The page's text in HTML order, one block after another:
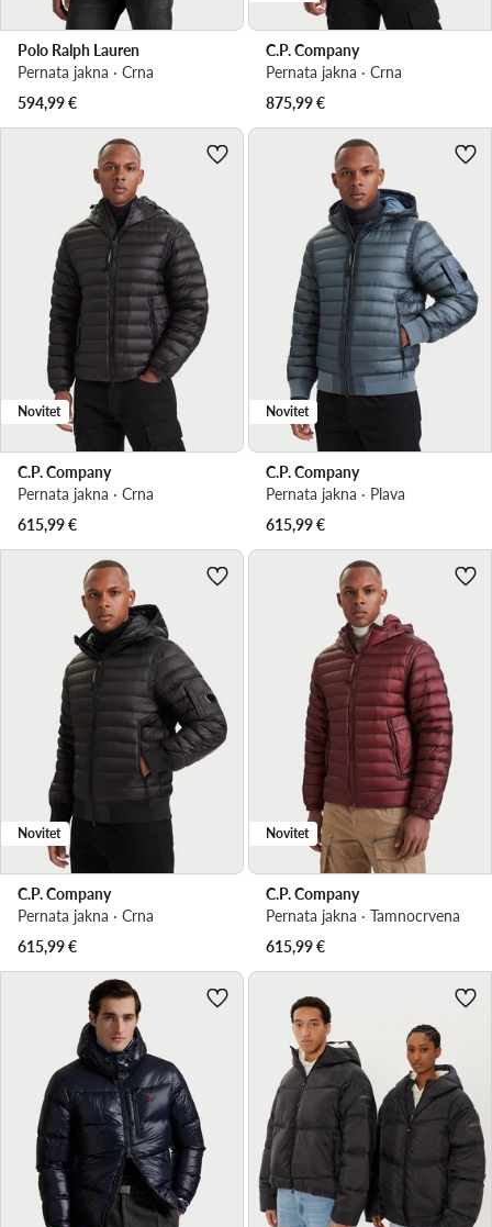
Polo Ralph Lauren
Pernata jakna · Crna
594,99€
C.P. Company
Pernata jakna · Crna
875,99€
Novitet
C.P. Company
Pernata jakna · Crna
615,99€
Novitet
C.P. Company
Pernata jakna · Plava
615,99€
Novitet
C.P. Company
Pernata jakna · Crna
615,99€
Novitet
C.P. Company
Pernata jakna · Tamnocrvena
615,99€